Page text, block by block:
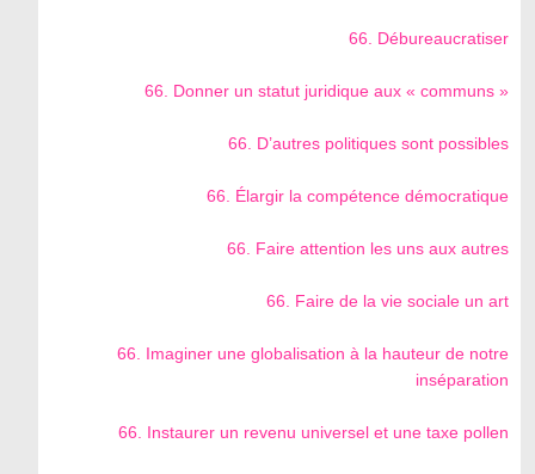
66. Débureaucratiser
66. Donner un statut juridique aux « communs »
66. D’autres politiques sont possibles
66. Élargir la compétence démocratique
66. Faire attention les uns aux autres
66. Faire de la vie sociale un art
66. Imaginer une globalisation à la hauteur de notre
inséparation
66. Instaurer un revenu universel et une taxe pollen